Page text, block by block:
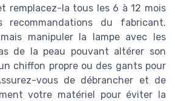
remplacez-la tous les 6 à 12 mois
recommandations du fabricant.
manipuler la lampe avec les
de la peau pouvant altérer son
chiffon propre ou des gants pour
vous de débrancher et de
votre matériel pour éviter la